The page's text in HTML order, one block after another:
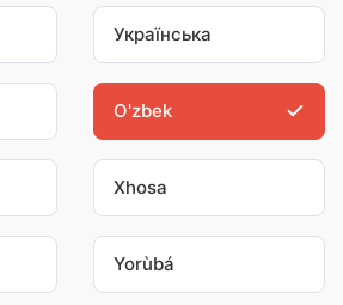
Українська
O'zbek
Xhosa
Yorùbá